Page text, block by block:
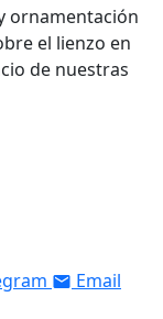
ornamentación
el lienzo en
de nuestras
Email